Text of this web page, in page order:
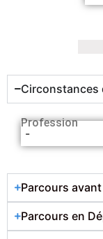
Circonstances
Profession
-
Parcours
Parcours en